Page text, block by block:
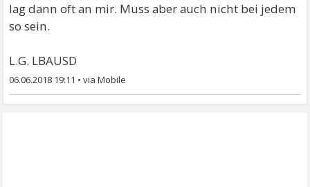
lag dann oft an mir. Muss aber auch nicht bei jedem
so sein.
L.G. LBAUSD
06.06.2018 19:11 •